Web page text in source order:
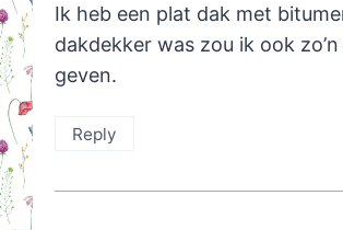
Ik heb een plat dak met
dakdekker was zou ik ook
geven.
Reply